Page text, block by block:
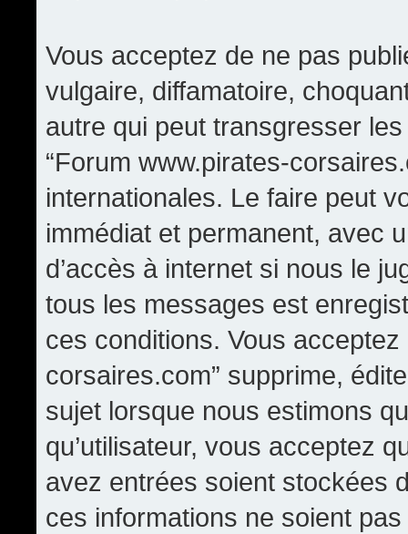
Vous acceptez de ne pas
vulgaire, diffamatoire,
autre qui peut transgresser
“Forum www.pirates-
internationales. Le faire peut
immédiat et permanent, avec
d’accès à internet si nous le
tous les messages est
ces conditions. Vous
corsaires.com” supprime,
sujet lorsque nous estimons
qu’utilisateur, vous acceptez
avez entrées soient stockées
ces informations ne soient